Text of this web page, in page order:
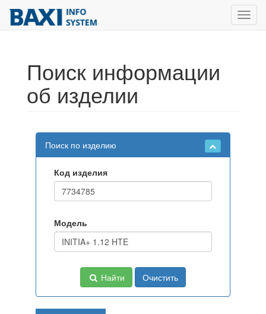
Поиск информации
об изделии
Поиск по изделию
Код изделия
Модель
Найти Очистить